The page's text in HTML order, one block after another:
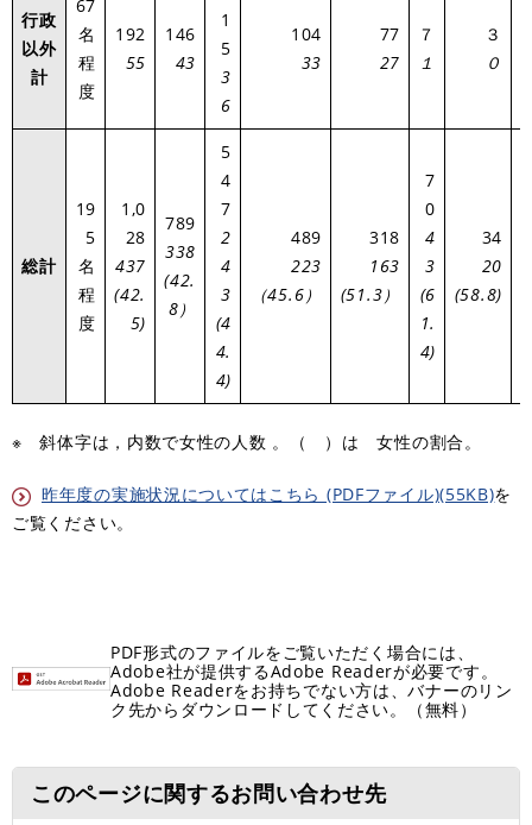
行政
以外
計
67
名
程
度
192
55
146
43
1
5
3
6
104
33
77
27
７
１
３
０
総計
19
5
名
程
度
1,0
28
437
(42.
5)
789
338
(42.
8）
5
4
7
2
4
3
(4
4.
4)
489
223
（45.6）
318
163
(51.3）
7
0
4
3
(6
1.
4)
34
20
(58.8)
※ 斜体字は，内数で女性の人数 。（ ）は 女性の割合。
昨年度の実施状況についてはこちら (PDFファイル)(55KB)を
ご覧ください。
PDF形式のファイルをご覧いただく場合には、
Adobe社が提供するAdobe Readerが必要です。
Adobe Readerをお持ちでない方は、バナーのリン
ク先からダウンロードしてください。（無料）
このページに関するお問い合わせ先